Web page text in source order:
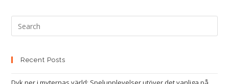
Recent Posts